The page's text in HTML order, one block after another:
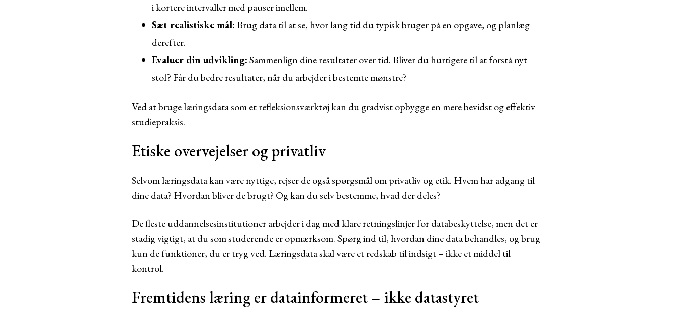
i kortere intervaller med pauser imellem.
Sæt realistiske mål: Brug data til at se, hvor lang tid du typisk bruger på en opgave, og planlæg
derefter.
Evaluer din udvikling:Sammenlign dine resultater over tid. Bliver du hurtigere til at forstå nyt
stof? Får du bedre resultater, når du arbejder i bestemte mønstre?
Ved at bruge læringsdata som et refleksionsværktøj kan du gradvist opbygge en mere bevidst og effektiv
studiepraksis.
Etiske overvejelser og privatliv
Selvom læringsdata kan være nyttige, rejser de også spørgsmål om privatliv og etik. Hvem har adgang til
dine data? Hvordan bliver de brugt? Og kan du selv bestemme, hvad der deles?
De fleste uddannelsesinstitutioner arbejder i dag med klare retningslinjer for databeskyttelse, men det er
stadig vigtigt, at du som studerende er opmærksom. Spørg ind til, hvordan dine data behandles, og brug
kun de funktioner, du er tryg ved. Læringsdata skal være et redskab til indsigt – ikke et middel til
kontrol.
Fremtidens læring er datainformeret – ikke datastyret